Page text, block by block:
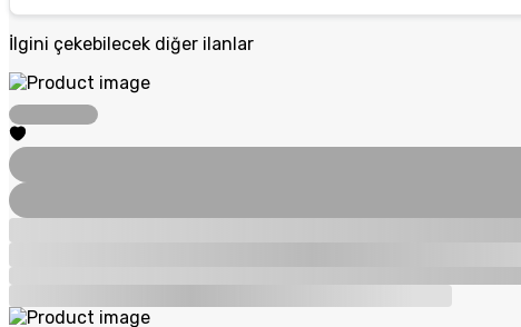
İlgini çekebilecek diğer ilanlar